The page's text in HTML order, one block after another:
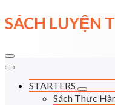
Skip
to
SÁCH LUYỆN
STARTERS
Sách Thực